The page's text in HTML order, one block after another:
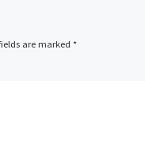
are marked *